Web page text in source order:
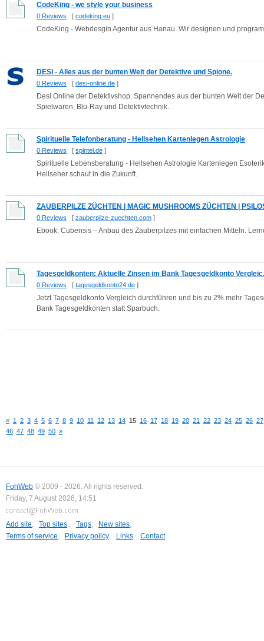
CodeKing - we style your business
0 Reviews [ codeking.eu ]
CodeKing - Webdesgin Agentur aus Hanau. Wir designen und
DESI - Alles aus der bunten Welt der Detektive und Spione.
0 Reviews [ desi-online.de ]
Desi Online der Detektivshop. Spannendes aus der bunten Welt der
Spielwaren, Blu-Ray und Detektivtechnik.
Spirituelle Telefonberatung - Hellsehen Kartenlegen Astrologie
0 Reviews [ spiritel.de ]
Spirituelle Lebensberatung - Hellsehen Astrologie Kartenlegen
Hellseher schaut in die Zukunft.
ZAUBERPILZE ZÜCHTEN | MAGIC MUSHROOMS ZÜCHTEN |
0 Reviews [ zauberpilze-zuechten.com ]
Ebook: Cubensis – Anbau des Zauberpilzes mit einfachen Mitteln.
Tagesgeldkonten: Aktuelle Zinsen im Bank Tagesgeldkonto
0 Reviews [ tagesgeldkonto24.de ]
Jetzt Tagesgeldkonto Vergleich durchführen und bis zu 2% mehr
Bank Tagesgeldkonten statt Sparbuch.
« 1 2 3 4 5 6 7 8 9 10 11 12 13 14 15 16 17 18 19 20 21 22 23 24 25 26 27
46 47 48 49 50 »
FohWeb © 2009 - 2026. All rights reserved.
Friday, 7 August 2026, 14:51
Add site, Top sites , Tags, New sites,
Terms of service, Privacy policy, Links, Contact